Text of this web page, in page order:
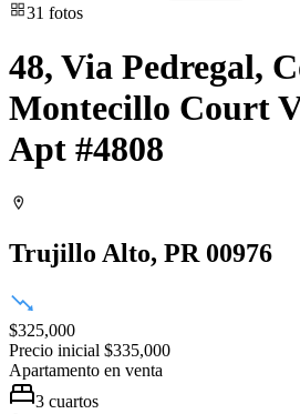
31 fotos
48, Via Pedregal,
Montecillo Court
Apt #4808
Trujillo Alto, PR 00976
$325,000
Precio inicial $335,000
Apartamento en venta
3 cuartos